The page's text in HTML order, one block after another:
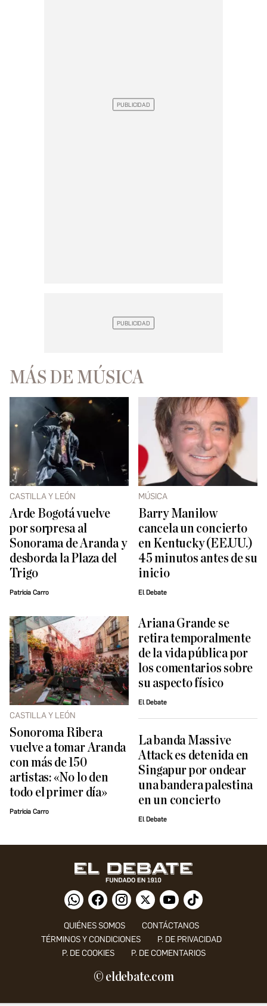
MÁS DE MÚSICA
CASTILLA Y LEÓN
Arde Bogotá vuelve
por sorpresa al
Sonorama de Aranda y
desborda la Plaza del
Trigo
Patricia Carro
MÚSICA
Barry Manilow
cancela un concierto
en Kentucky (EE.UU.)
45 minutos antes de su
inicio
El Debate
CASTILLA Y LEÓN
Sonoroma Ribera
vuelve a tomar Aranda
con más de 150
artistas: «No lo den
todo el primer día»
Patricia Carro
Ariana Grande se
retira temporalmente
de la vida pública por
los comentarios sobre
su aspecto físico
El Debate
La banda Massive
Attack es detenida en
Singapur por ondear
una bandera palestina
en un concierto
El Debate
QUIÉNES SOMOS
CONTÁCTANOS
TÉRMINOS Y CONDICIONES
P. DE PRIVACIDAD
P. DE COOKIES
P. DE COMENTARIOS
© eldebate.com